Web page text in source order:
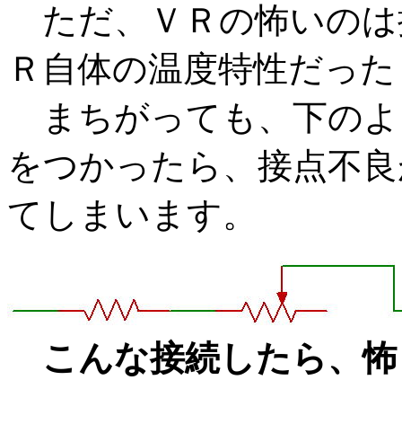
ただ、ＶＲの怖いの
Ｒ自体の温度特性だっ
まちがっても、下の
をつかったら、接点不
てしまいます。
こんな接続したら、